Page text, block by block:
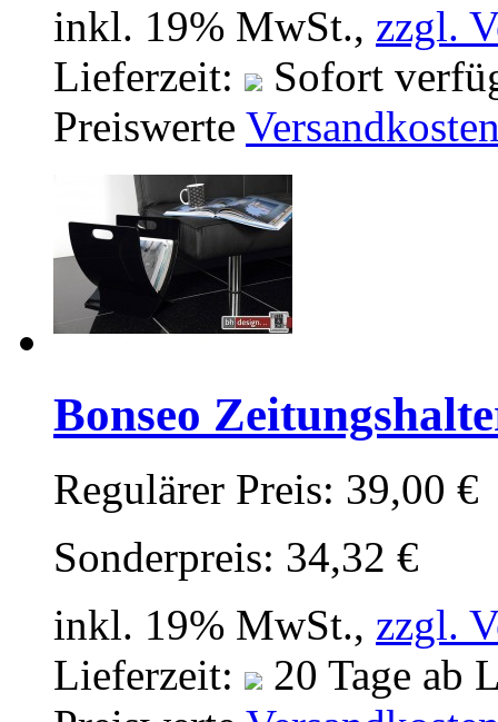
inkl. 19% MwSt., zzgl.
Lieferzeit:
Sofort
Preiswerte
Bonseo
Regulärer Preis: 39,00 €
Sonderpreis: 34,32 €
inkl. 19% MwSt., zzgl.
Lieferzeit:
20 Tage ab